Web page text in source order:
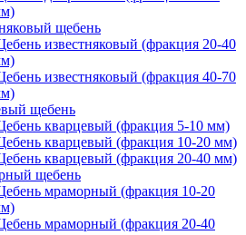
щебень
известняковый (фракция 20-40
известняковый (фракция 40-70
щебень
кварцевый (фракция 5-10 мм)
кварцевый (фракция 10-20 мм)
кварцевый (фракция 20-40 мм)
щебень
мраморный (фракция 10-20
мраморный (фракция 20-40